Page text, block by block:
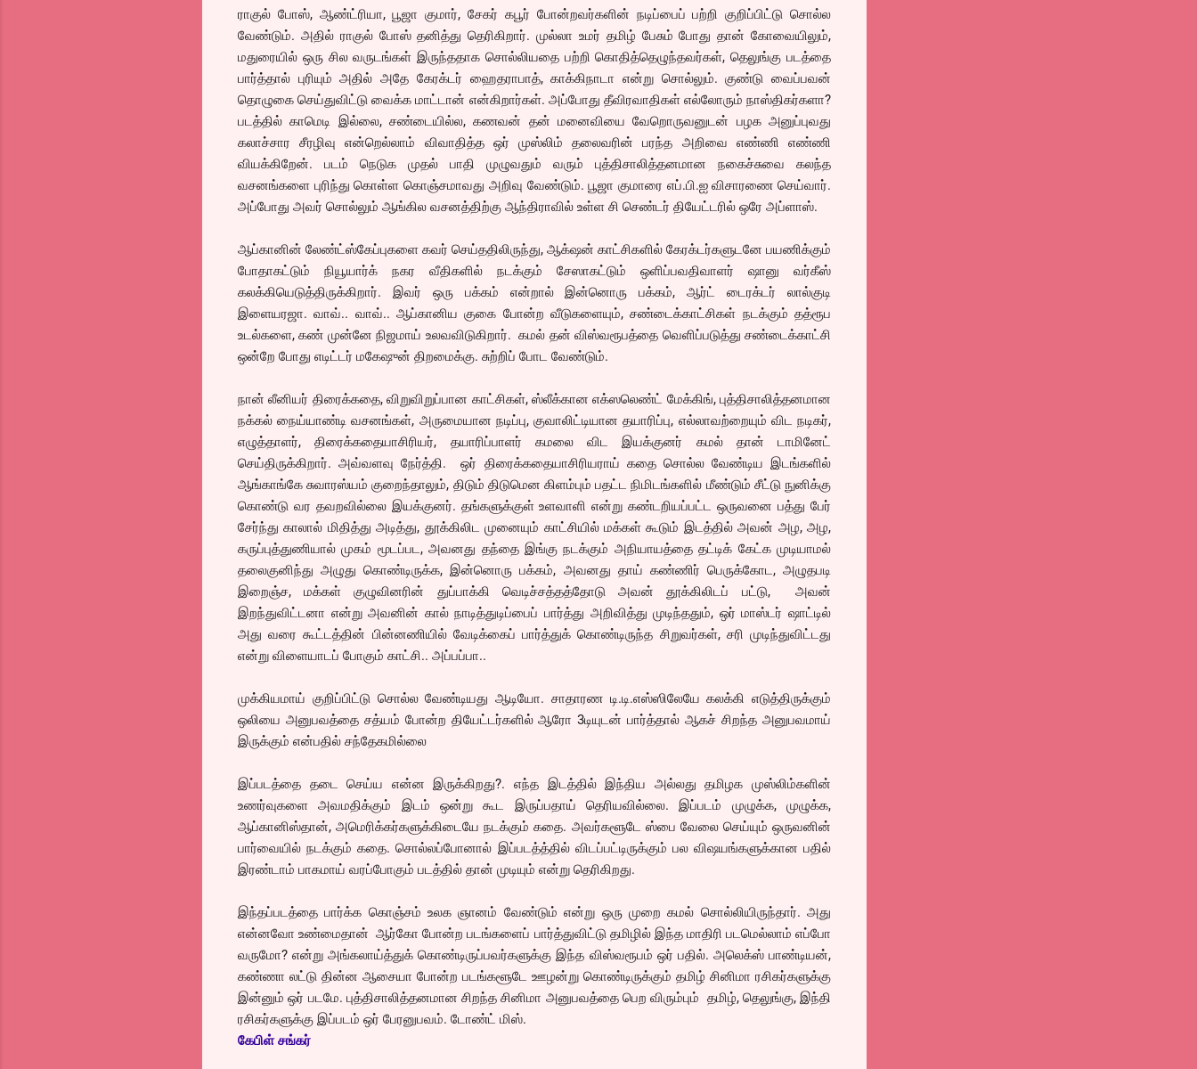
ராகுல் போஸ், ஆண்ட்ரியா, பூஜா குமார், சேகர் கபூர் போன்றவர்களின் நடிப்பைப் பற்றி குறிப்பிட்டு சொல்ல
வேண்டும். அதில் ராகுல் போஸ் தனித்து தெரிகிறார். முல்லா உமர் தமிழ் பேசும் போது தான் கோவையிலும்,
மதுரையில் ஒரு சில வருடங்கள் இருந்ததாக சொல்லியதை பற்றி கொதித்தெழுந்தவர்கள், தெலுங்கு படத்தை
பார்த்தால் புரியும் அதில் அதே கேரக்டர் ஹைதராபாத், காக்கிநாடா என்று சொல்லும். குண்டு வைப்பவன்
தொழுகை செய்துவிட்டு வைக்க மாட்டான் என்கிறார்கள். அப்போது தீவிரவாதிகள் எல்லோரும் நாஸ்திகர்களா?
படத்தில் காமெடி இல்லை, சண்டையில்ல, கணவன் தன் மனைவியை வேறொருவனுடன் பழக அனுப்புவது
கலாச்சார சீரழிவு என்றெல்லாம் விவாதித்த ஒர் முஸ்லிம் தலைவரின் பரந்த அறிவை எண்ணி எண்ணி
வியக்கிறேன். படம் நெடுக முதல் பாதி முழுவதும் வரும் புத்திசாலித்தனமான நகைச்சுவை கலந்த
வசனங்களை புரிந்து கொள்ள கொஞ்சமாவது அறிவு வேண்டும். பூஜா குமாரை எப்.பி.ஐ விசாரணை செய்வார்.
அப்போது அவர் சொல்லும் ஆங்கில வசனத்திற்கு ஆந்திராவில் உள்ள சி செண்டர் தியேட்டரில் ஒரே அப்ளாஸ்.
ஆப்கானின் லேண்ட்ஸ்கேப்புகளை கவர் செய்ததிலிருந்து, ஆக்‌ஷன் காட்சிகளில் கேரக்டர்களுடனே பயணிக்கும்
போதாகட்டும் நியூயார்க் நகர வீதிகளில் நடக்கும் சேஸாகட்டும் ஒளிப்பவதிவாளர் ஷானு வர்கீஸ்
கலக்கியெடுத்திருக்கிறார். இவர் ஒரு பக்கம் என்றால் இன்னொரு பக்கம், ஆர்ட் டைரக்டர் லால்குடி
இளையரஜா. வாவ்.. வாவ்.. ஆப்கானிய குகை போன்ற வீடுகளையும், சண்டைக்காட்சிகள் நடக்கும் தத்ரூப
உடல்களை, கண் முன்னே நிஜமாய் உலவவிடுகிறார். கமல் தன் விஸ்வரூபத்தை வெளிப்படுத்து சண்டைக்காட்சி
ஒன்றே போது எடிட்டர் மகேஷுன் திறமைக்கு. சுற்றிப் போட வேண்டும்.
நான் லீனியர் திரைக்கதை, விறுவிறுப்பான காட்சிகள், ஸ்லீக்கான எக்ஸலெண்ட் மேக்கிங், புத்திசாலித்தனமான
நக்கல் நைய்யாண்டி வசனங்கள், அருமையான நடிப்பு, குவாலிட்டியான தயாரிப்பு, எல்லாவற்றையும் விட நடிகர்,
எழுத்தாளர், திரைக்கதையாசிரியர், தயாரிப்பாளர் கமலை விட இயக்குனர் கமல் தான் டாமினேட்
செய்திருக்கிறார். அவ்வளவு நேர்த்தி. ஒர் திரைக்கதையாசிரியராய் கதை சொல்ல வேண்டிய இடங்களில்
ஆங்காங்கே சுவாரஸ்யம் குறைந்தாலும், திடும் திடுமென கிளம்பும் பதட்ட நிமிடங்களில் மீண்டும் சீட்டு நுனிக்கு
கொண்டு வர தவறவில்லை இயக்குனர். தங்களுக்குள் உளவாளி என்று கண்டறியப்பட்ட ஒருவனை பத்து பேர்
சேர்ந்து காலால் மிதித்து அடித்து, தூக்கிலிட முனையும் காட்சியில் மக்கள் கூடும் இடத்தில் அவன் அழ, அழ,
கருப்புத்துணியால் முகம் மூடப்பட, அவனது தந்தை இங்கு நடக்கும் அநியாயத்தை தட்டிக் கேட்க முடியாமல்
தலைகுனிந்து அழுது கொண்டிருக்க, இன்னொரு பக்கம், அவனது தாய் கண்ணிர் பெருக்கோட, அழுதபடி
இறைஞ்ச, மக்கள் குழுவினரின் துப்பாக்கி வெடிச்சத்தத்தோடு அவன் தூக்கிலிடப் பட்டு, அவன்
இறந்துவிட்டனா என்று அவனின் கால் நாடித்துடிப்பைப் பார்த்து அறிவித்து முடிந்ததும், ஒர் மாஸ்டர் ஷாட்டில்
அது வரை கூட்டத்தின் பின்னணியில் வேடிக்கைப் பார்த்துக் கொண்டிருந்த சிறுவர்கள், சரி முடிந்துவிட்டது
என்று விளையாடப் போகும் காட்சி.. அப்பப்பா..
முக்கியமாய் குறிப்பிட்டு சொல்ல வேண்டியது ஆடியோ. சாதாரண டி.டி.எஸ்ஸிலேயே கலக்கி எடுத்திருக்கும்
ஒலியை அனுபவத்தை சத்யம் போன்ற தியேட்டர்களில் ஆரோ 3டியுடன் பார்த்தால் ஆகச் சிறந்த அனுபவமாய்
இருக்கும் என்பதில் சந்தேகமில்லை
இப்படத்தை தடை செய்ய என்ன இருக்கிறது?. எந்த இடத்தில் இந்திய அல்லது தமிழக முஸ்லிம்களின்
உணர்வுகளை அவமதிக்கும் இடம் ஒன்று கூட இருப்பதாய் தெரியவில்லை. இப்படம் முழுக்க, முழுக்க,
ஆப்கானிஸ்தான், அமெரிக்கர்களுக்கிடையே நடக்கும் கதை. அவர்களூடே ஸ்பை வேலை செய்யும் ஒருவனின்
பார்வையில் நடக்கும் கதை. சொல்லப்போனால் இப்படத்த்தில் விடப்பட்டிருக்கும் பல விஷயங்களுக்கான பதில்
இரண்டாம் பாகமாய் வரப்போகும் படத்தில் தான் முடியும் என்று தெரிகிறது.
இந்தப்படத்தை பார்க்க கொஞ்சம் உலக ஞானம் வேண்டும் என்று ஒரு முறை கமல் சொல்லியிருந்தார். அது
என்னவோ உண்மைதான் ஆர்கோ போன்ற படங்களைப் பார்த்துவிட்டு தமிழில் இந்த மாதிரி படமெல்லாம் எப்போ
வருமோ? என்று அங்கலாய்த்துக் கொண்டிருப்பவர்களுக்கு இந்த விஸ்வரூபம் ஒர் பதில். அலெக்ஸ் பாண்டியன்,
கண்ணா லட்டு தின்ன ஆசையா போன்ற படங்களூடே ஊழன்று கொண்டிருக்கும் தமிழ் சினிமா ரசிகர்களுக்கு
இன்னும் ஒர் படமே. புத்திசாலித்தனமான சிறந்த சினிமா அனுபவத்தை பெற விரும்பும் தமிழ், தெலுங்கு, இந்தி
ரசிகர்களுக்கு இப்படம் ஒர் பேரனுபவம். டோண்ட் மிஸ்.
கேபிள் சங்கர்